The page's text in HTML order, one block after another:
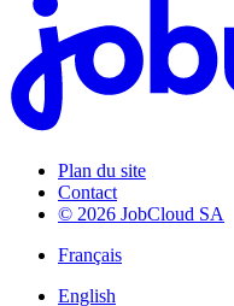
Plan du site
Contact
© 2026 JobCloud SA
Français
English